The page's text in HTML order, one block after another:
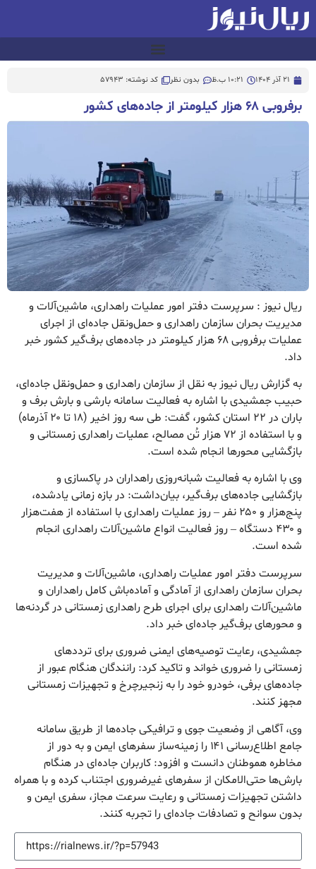
21 آذر 1404 10:21 ب.ظ بدون نظر کد نوشته: 57943
برفروبی ۶۸ هزار کیلومتر از جاده‌های کشور
ریال نیوز : سرپرست دفتر امور عملیات راهداری، ماشین‌آلات و
مدیریت بحران سازمان راهداری و حمل‌ونقل جاده‌ای از اجرای
عملیات برفروبی ۶۸ هزار کیلومتر در جاده‌های برف‌گیر کشور خبر
داد.
به گزارش ریال نیوز به نقل از سازمان راهداری و حمل‌ونقل جاده‌ای،
حبیب جمشیدی با اشاره به فعالیت سامانه بارشی و بارش برف و
باران در ۲۲ استان کشور، گفت: طی سه روز اخیر (۱۸ تا ۲۰ آذرماه)
و با استفاده از ۷۲ هزار تُن مصالح، عملیات راهداری زمستانی و
بازگشایی محورها انجام شده است.
وی با اشاره به فعالیت شبانه‌روزی راهداران در پاکسازی و
بازگشایی جاده‌های برف‌گیر، بیان‌داشت: در بازه زمانی یادشده،
پنج‌هزار و ۲۵۰ نفر – روز عملیات راهداری با استفاده از هفت‌هزار
و ۴۳۰ دستگاه – روز فعالیت انواع ماشین‌آلات راهداری انجام
شده است.
سرپرست دفتر امور عملیات راهداری، ماشین‌آلات و مدیریت
بحران سازمان راهداری از آمادگی و آماده‌باش کامل راهداران و
ماشین‌آلات راهداری برای اجرای طرح راهداری زمستانی در گردنه‌ها
و محورهای برف‌گیر جاده‌ای خبر داد.
جمشیدی، رعایت توصیه‌های ایمنی ضروری برای ترددهای
زمستانی را ضروری خواند و تاکید کرد: رانندگان هنگام عبور از
جاده‌های برفی، خودرو خود را به زنجیرچرخ و تجهیزات زمستانی
مجهز کنند.
وی، آگاهی از وضعیت جوی و ترافیکی جاده‌ها از طریق سامانه
جامع اطلاع‌رسانی ۱۴۱ را زمینه‌ساز سفرهای ایمن و به دور از
مخاطره هموطنان دانست و افزود: کاربران جاده‌ای در هنگام
بارش‌ها حتی‌الامکان از سفرهای غیرضروری اجتناب کرده و با همراه
داشتن تجهیزات زمستانی و رعایت سرعت مجاز، سفری ایمن و
بدون سوانح و تصادفات جاده‌ای را تجربه کنند.